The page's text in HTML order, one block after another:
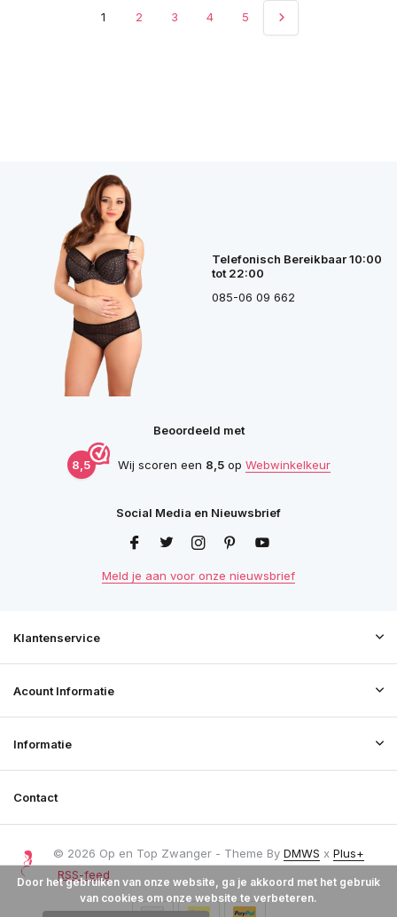
1 2 3 4 5
Telefonisch Bereikbaar 10:00
tot 22:00
085-06 09 662
Beoordeeld met
8,5 Wij scoren een 8,5op Webwinkelkeur
Social Media en Nieuwsbrief
Meld je aan voor onze nieuwsbrief
Klantenservice
Acount Informatie
Informatie
Contact
© 2026 Op en Top Zwanger - Theme By DMWS x Plus+
RSS-feed
Door het gebruiken van onze website, ga je akkoord met het gebruik
van cookies om onze website te verbeteren.